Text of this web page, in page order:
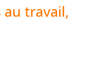
au travail,